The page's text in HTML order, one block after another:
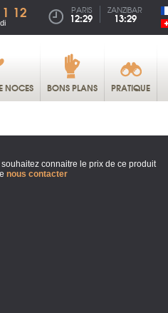
12 PARIS
12:29
ZANZIBAR
13:29
NOCES BONS PLANS PRATIQUE
connaitre le prix de ce produit
nous contacter